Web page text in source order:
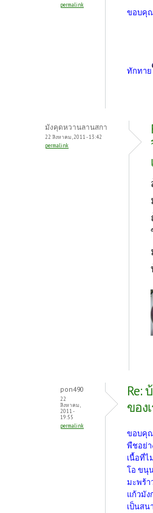
permalink
ขอบคุ
ทักทาย
มังคุดหวานลานสกา
22 สิงหาคม, 2011 - 13:42
permalink
pon490
22
สิงหาคม,
2011 -
19:55
permalink
Re:
ของ
ขอบคุ
พืชอย่า
เนื้อที่ไ
โอ ขนุ
มะพร้า
แก้วมัง
เป็นสน